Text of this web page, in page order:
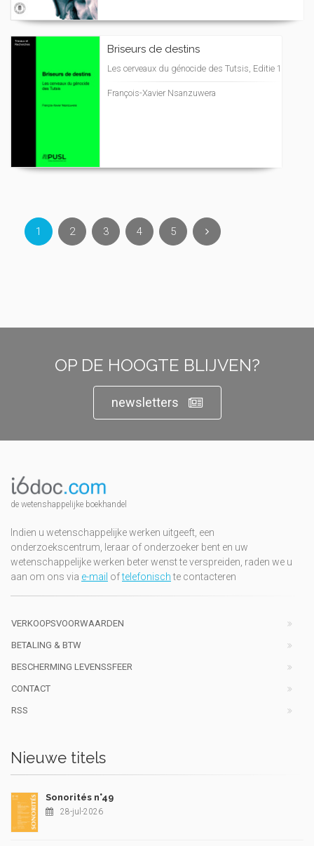
Briseurs de destins
Les cerveaux du génocide des Tutsis, Editie 1
François-Xavier Nsanzuwera
1 2 3 4 5
OP DE HOOGTE BLIJVEN?
newsletters
de wetenshappelijke boekhandel
Indien u wetenschappelijke werken uitgeeft, een
onderzoekscentrum, leraar of onderzoeker bent en uw
wetenschappelijke werken beter wenst te verspreiden, raden we u
aan om ons via e-mail oftelefonischte contacteren
VERKOOPSVOORWAARDEN
BETALING & BTW
BESCHERMING LEVENSSFEER
CONTACT
RSS
Nieuwe titels
Sonorités n°49
28-jul-2026